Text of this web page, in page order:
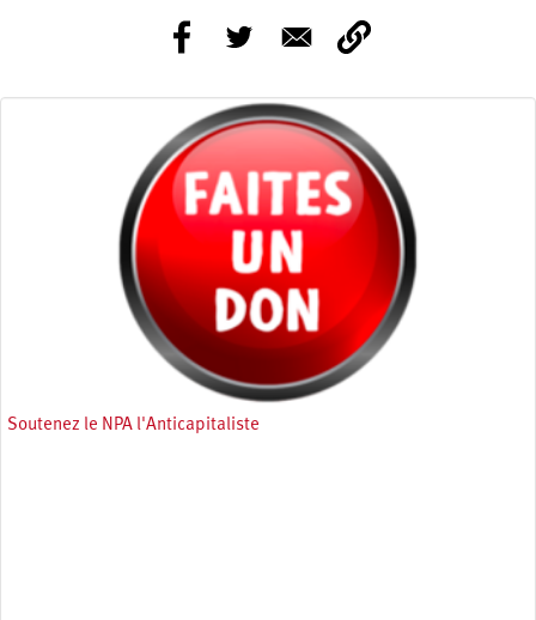
Soutenez le NPA l'Anticapitaliste